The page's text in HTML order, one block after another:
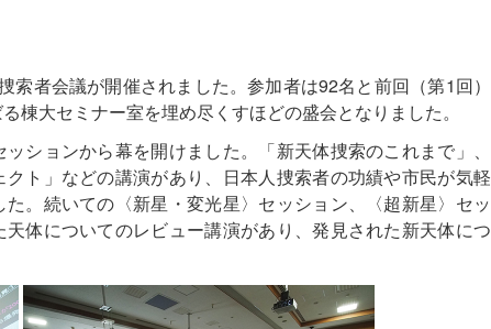
者会議が開催されました。参加者は92名と前回（第1回）
棟大セミナー室を埋め尽くすほどの盛会となりました。
ションから幕を開けました。「新天体捜索のこれまで」、
クト」などの講演があり、日本人捜索者の功績や市民が気軽
。続いての〈新星・変光星〉セッション、〈超新星〉セッ
体についてのレビュー講演があり、発見された新天体につ